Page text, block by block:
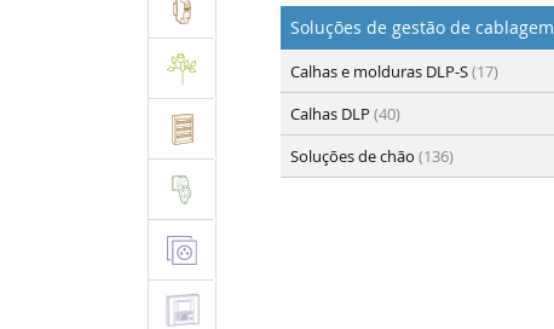
Soluções de gestão de cablagem
Calhas e molduras DLP-S(17)
Calhas DLP (40)
Soluções de chão (136)